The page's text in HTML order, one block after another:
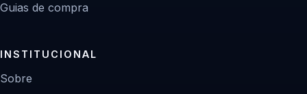
Guias de compra
INSTITUCIONAL
Sobre